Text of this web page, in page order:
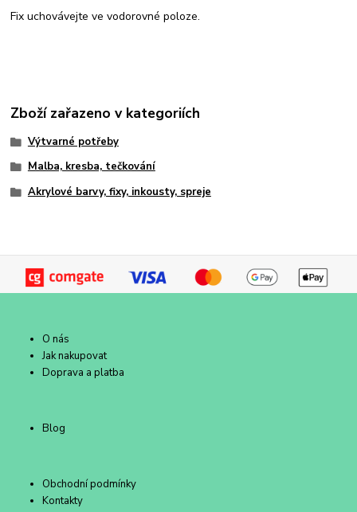
Fix uchovávejte ve vodorovné poloze.
Zboží zařazeno v kategoriích
Výtvarné potřeby
Malba, kresba, tečkování
Akrylové barvy, fixy, inkousty, spreje
O nás
Jak nakupovat
Doprava a platba
Blog
Obchodní podmínky
Kontakty